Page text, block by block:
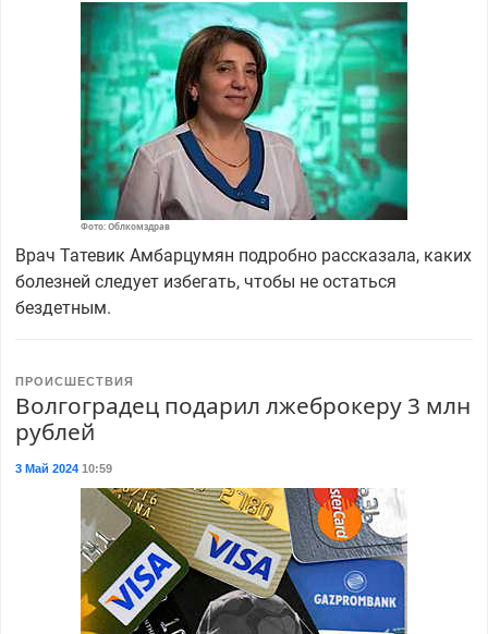
Фото: Облкомздрав
Врач Татевик Амбарцумян подробно рассказала, каких
болезней следует избегать, чтобы не остаться
бездетным.
ПРОИСШЕСТВИЯ
Волгоградец подарил лжеброкеру 3 млн
рублей
3 Май 202410:59